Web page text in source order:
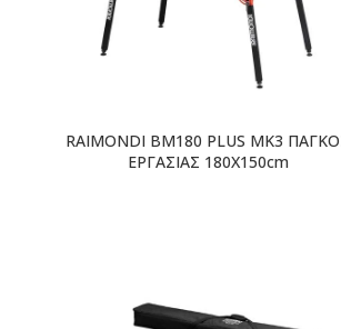
RAIMONDI BM180 PLUS MK3
ΕΡΓΑΣΙΑΣ 180X150cm